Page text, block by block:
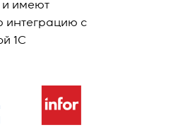
и имеют
интеграцию с
1С